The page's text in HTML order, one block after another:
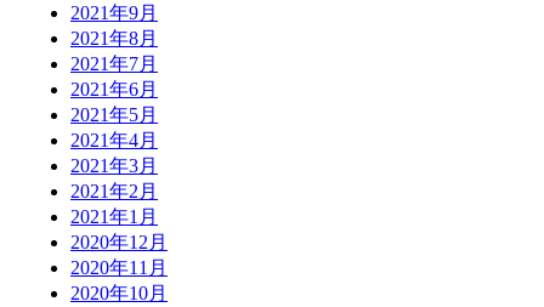
2021年9月
2021年8月
2021年7月
2021年6月
2021年5月
2021年4月
2021年3月
2021年2月
2021年1月
2020年12月
2020年11月
2020年10月